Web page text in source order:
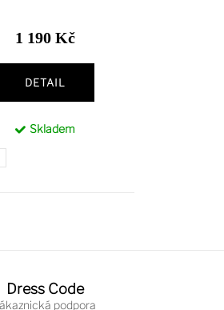
1 190 Kč
DETAIL
Skladem
Dress Code